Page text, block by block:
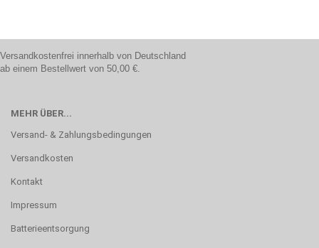
Versandkostenfrei innerhalb von Deutschland
ab einem Bestellwert von 50,00 €.
MEHR ÜBER...
Versand- & Zahlungsbedingungen
Versandkosten
Kontakt
Impressum
Batterieentsorgung